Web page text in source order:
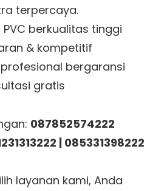
terpercaya.
PVC berkualitas tinggi
& kompetitif
bergaransi
gratis
087852574222
| 085331398222
layanan kami, Anda